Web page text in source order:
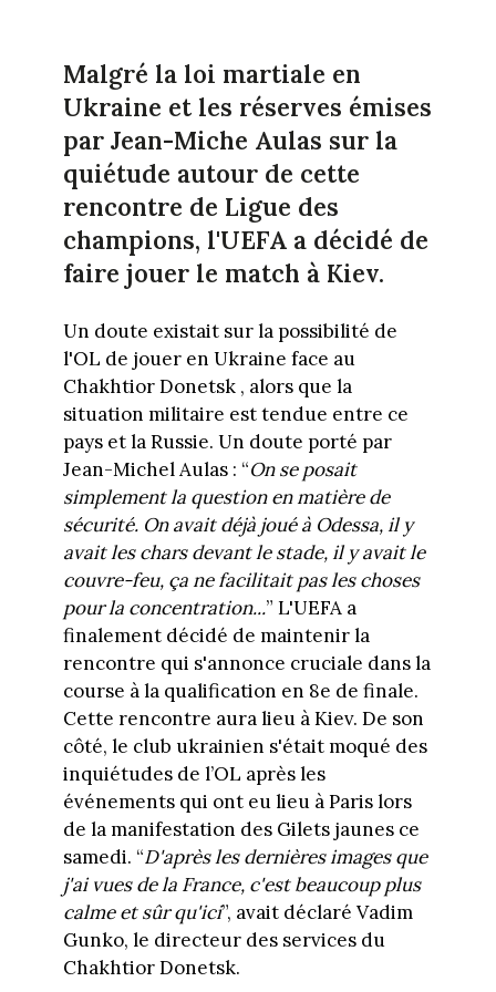
Malgré la loi martiale en
Ukraine et les réserves émises
par Jean-Miche Aulas sur la
quiétude autour de cette
rencontre de Ligue des
champions, l'UEFA a décidé de
faire jouer le match à Kiev.
Un doute existait sur la possibilité de
l'OL de jouer en Ukraine face au
Chakhtior Donetsk , alors que la
situation militaire est tendue entre ce
pays et la Russie. Un doute porté par
Jean-Michel Aulas : “On se posait
simplement la question en matière de
sécurité. On avait déjà joué à Odessa, il y
avait les chars devant le stade, il y avait le
couvre-feu, ça ne facilitait pas les choses
pour la concentration...” L'UEFA a
finalement décidé de maintenir la
rencontre qui s'annonce cruciale dans la
course à la qualification en 8e de finale.
Cette rencontre aura lieu à Kiev. De son
côté, le club ukrainien s'était moqué des
inquiétudes de l’OL après les
événements qui ont eu lieu à Paris lors
de la manifestation des Gilets jaunes ce
samedi. “D'après les dernières images que
j'ai vues de la France, c'est beaucoup plus
calme et sûr qu'ici”, avait déclaré Vadim
Gunko, le directeur des services du
Chakhtior Donetsk.